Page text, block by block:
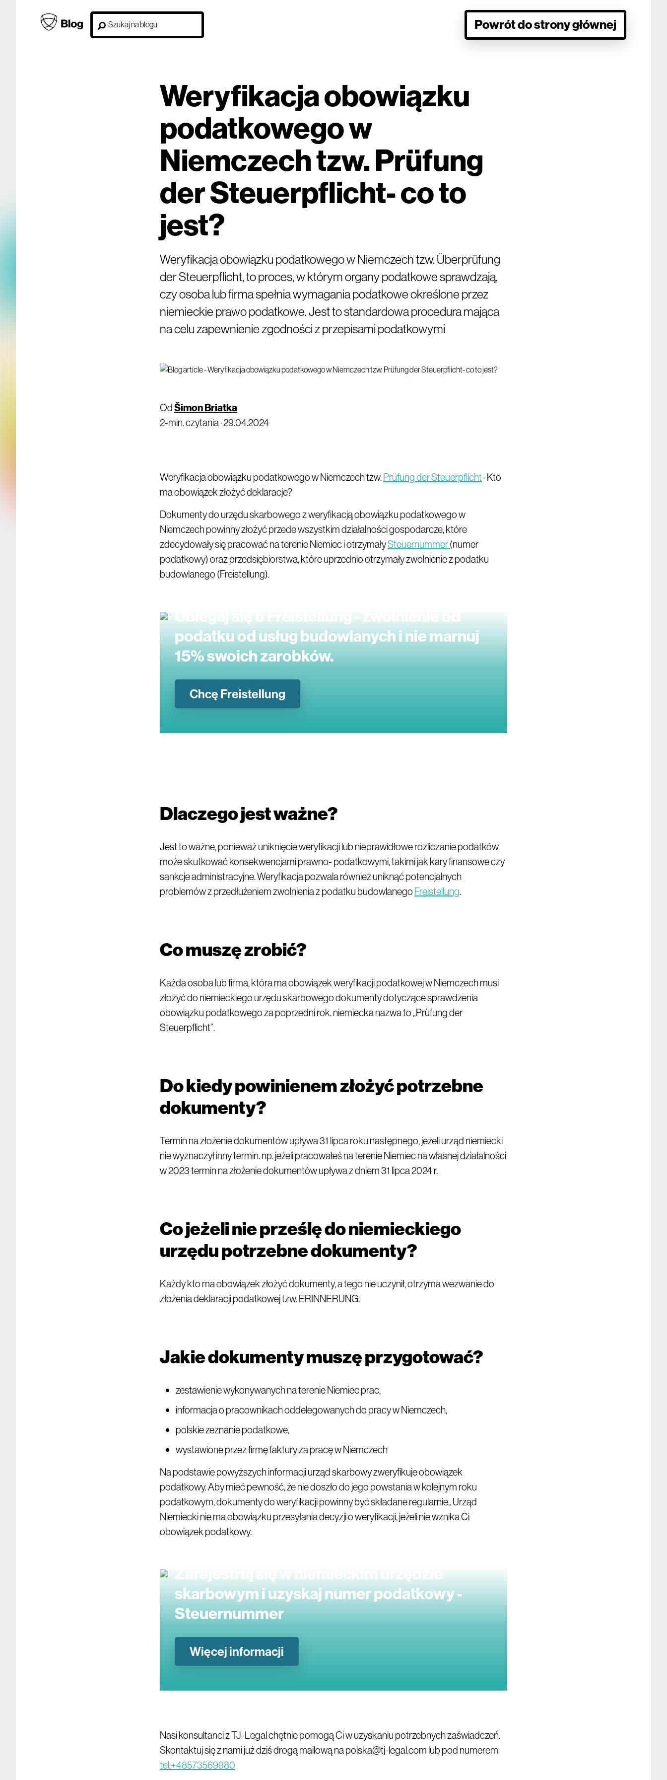
Powrót do strony głównej
Weryfikacja obowiązku
podatkowego w
Niemczech tzw. Prüfung
der Steuerpflicht- co to
jest?
Weryfikacja obowiązku podatkowego w Niemczech tzw. Überprüfung
der Steuerpflicht, to proces, w którym organy podatkowe sprawdzają,
czy osoba lub firma spełnia wymagania podatkowe określone przez
niemieckie prawo podatkowe. Jest to standardowa procedura mająca
na celu zapewnienie zgodności z przepisami podatkowymi
OdŠimon Briatka
2-min. czytania ·29.04.2024
Weryfikacja obowiązku podatkowego w Niemczech tzw.Prüfung der Steuerpflicht- Kto
ma obowiązek złożyć deklaracje?
Dokumenty do urzędu skarbowego z weryfikacją obowiązku podatkowego w
Niemczech powinny złożyć przede wszystkim działalności gospodarcze, które
zdecydowały się pracować na terenie Niemiec i otrzymałySteuernummer(numer
podatkowy) oraz przedsiębiorstwa, które uprzednio otrzymały zwolnienie z podatku
budowlanego (Freistellung).
Ubiegaj się o Freistellung - zwolnienie od
podatku od usług budowlanych i nie marnuj
15% swoich zarobków.
Chcę Freistellung
Dlaczego jest ważne?
Jest to ważne, ponieważ uniknięcie weryfikacji lub nieprawidłowe rozliczanie podatków
może skutkować konsekwencjami prawno- podatkowymi, takimi jak kary finansowe czy
sankcje administracyjne. Weryfikacja pozwala również uniknąć potencjalnych
problemów z przedłużeniem zwolnienia z podatku budowlanego Freistellung.
Co muszę zrobić?
Każda osoba lub firma, która ma obowiązek weryfikacji podatkowej w Niemczech musi
złożyć do niemieckiego urzędu skarbowego dokumenty dotyczące sprawdzenia
obowiązku podatkowego za poprzedni rok. niemiecka nazwa to „Prüfung der
Steuerpflicht”.
Do kiedy powinienem złożyć potrzebne
dokumenty?
Termin na złożenie dokumentów upływa 31 lipca roku następnego, jeżeli urząd niemiecki
nie wyznaczył inny termin. np. jeżeli pracowałeś na terenie Niemiec na własnej działalności
w 2023 termin na złożenie dokumentów upływa z dniem 31 lipca 2024 r.
Co jeżeli nie prześlę do niemieckiego
urzędu potrzebne dokumenty?
Każdy kto ma obowiązek złożyć dokumenty, a tego nie uczynił, otrzyma wezwanie do
złożenia deklaracji podatkowej tzw. ERINNERUNG.
Jakie dokumenty muszę przygotować?
zestawienie wykonywanych na terenie Niemiec prac,
informacja o pracownikach oddelegowanych do pracy w Niemczech,
polskie zeznanie podatkowe,
wystawione przez firmę faktury za pracę w Niemczech
Na podstawie powyższych informacji urząd skarbowy zweryfikuje obowiązek
podatkowy. Aby mieć pewność, że nie doszło do jego powstania w kolejnym roku
podatkowym, dokumenty do weryfikacji powinny być składane regularnie,. Urząd
Niemiecki nie ma obowiązku przesyłania decyzji o weryfikacji, jeżeli nie wznika Ci
obowiązek podatkowy.
Zarejestruj się w niemieckim urzędzie
skarbowym i uzyskaj numer podatkowy -
Steuernummer
Więcej informacji
Nasi konsultanci z TJ-Legal chętnie pomogą Ci w uzyskaniu potrzebnych zaświadczeń.
Skontaktuj się z nami już dziś drogą mailową na polska@tj-legal.com lub pod numerem
tel:+48573569980